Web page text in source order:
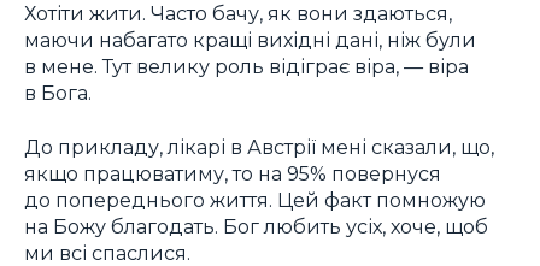
Хотіти жити. Часто бачу, як вони здаються,
маючи набагато кращі вихідні дані, ніж були
в мене. Тут велику роль відіграє віра, — віра
в Бога.
До прикладу, лікарі в Австрії мені сказали, що,
якщо працюватиму, то на 95% повернуся
до попереднього життя. Цей факт помножую
на Божу благодать. Бог любить усіх, хоче, щоб
ми всі спаслися.